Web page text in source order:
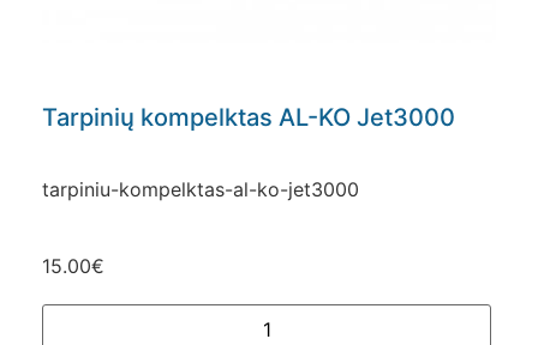
Tarpinių kompelktas AL-KO Jet3000
tarpiniu-kompelktas-al-ko-jet3000
15.00€